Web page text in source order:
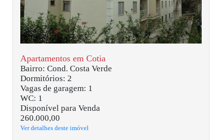
Apartamentos em Cotia
Bairro: Cond. Costa Verde
Dormitórios: 2
Vagas de garagem: 1
WC: 1
Disponível para Venda
260.000,00
Ver detalhes deste imóvel